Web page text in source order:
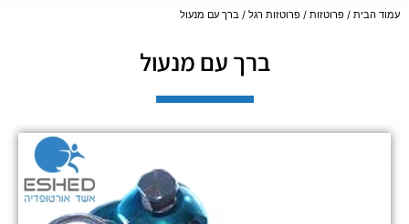
עמוד הבית / פרוטזות / פרוטזות רגל / ברך עם מנעול
ברך עם מנעול